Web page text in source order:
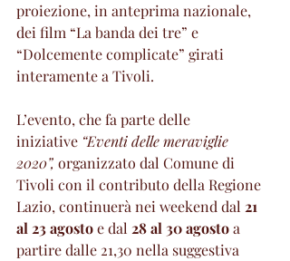
proiezione, in anteprima nazionale,
dei film “La banda dei tre” e
“Dolcemente complicate” girati
interamente a Tivoli.
L’evento, che fa parte delle
iniziative “Eventi delle meraviglie
2020”, organizzato dal Comune di
Tivoli con il contributo della Regione
Lazio, continuerà nei weekend dal 21
al 23 agosto e dal 28 al 30 agosto a
partire dalle 21,30 nella suggestiva